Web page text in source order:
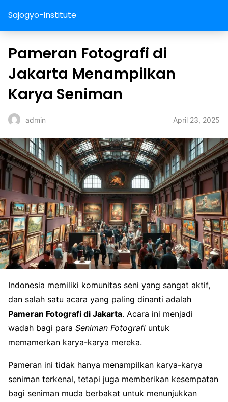
Sajogyo-institute
Pameran Fotografi di
Jakarta Menampilkan
Karya Seniman
admin April 23, 2025
Indonesia memiliki komunitas seni yang sangat aktif,
dan salah satu acara yang paling dinanti adalah
Pameran Fotografi di Jakarta. Acara ini menjadi
wadah bagi para Seniman Fotografi untuk
memamerkan karya-karya mereka.
Pameran ini tidak hanya menampilkan karya-karya
seniman terkenal, tetapi juga memberikan kesempatan
bagi seniman muda berbakat untuk menunjukkan